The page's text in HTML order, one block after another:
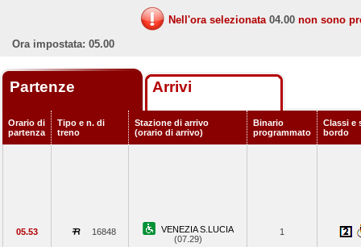
Nell'ora selezionata 04.00 non sono
Ora impostata: 05.00
Partenze Arrivi
Orario di
partenza
Tipo e n. di
treno
Stazione di arrivo
(orario di arrivo)
Binario
programmato
Classi e
bordo
05.53 16848
VENEZIA S.LUCIA
(07.29)
1